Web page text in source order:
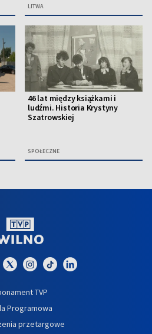
LITWA
46 lat między książkami i
ludźmi. Historia Krystyny
Szatrowskiej
SPOŁECZNE
TVP
Programowa
przetargowe